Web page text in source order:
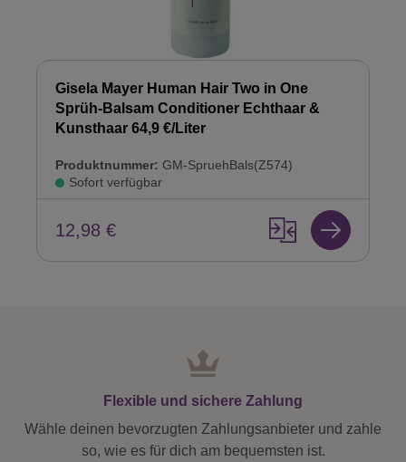
Gisela Mayer Human Hair Two in One
Sprüh-Balsam Conditioner Echthaar &
Kunsthaar 64,9 €/Liter
Produktnummer: GM-SpruehBals(Z574)
Sofort verfügbar
12,98 €
Flexible und sichere Zahlung
Wähle deinen bevorzugten Zahlungsanbieter und zahle
so, wie es für dich am bequemsten ist.